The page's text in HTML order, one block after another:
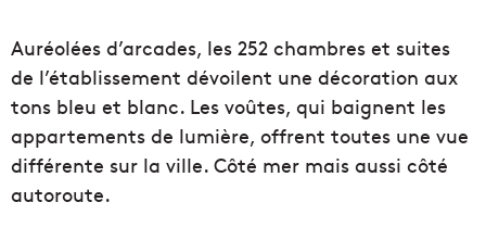
Auréolées d’arcades, les 252 chambres et suites
de l’établissement dévoilent une décoration aux
tons bleu et blanc. Les voûtes, qui baignent les
appartements de lumière, offrent toutes une vue
différente sur la ville. Côté mer mais aussi côté
autoroute.